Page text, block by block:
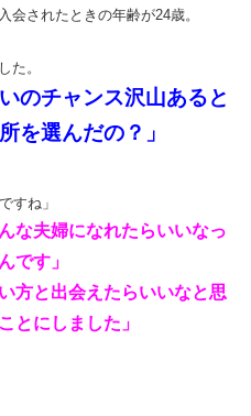
会されたときの年齢が24歳。
た。
のチャンス沢山あると
を選んだの？」
すね」
な夫婦になれたらいいなっ
です」
方と出会えたらいいなと思
とにしました」